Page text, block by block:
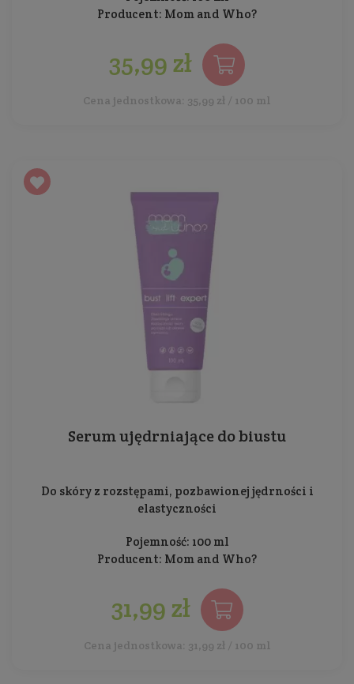
Producent: Mom and Who?
35,99 zł
Cena jednostkowa: 35,99 zł / 100 ml
Serum ujędrniające do biustu
Do skóry z rozstępami, pozbawionej jędrności i
elastyczności
Pojemność: 100 ml
Producent: Mom and Who?
31,99 zł
Cena jednostkowa: 31,99 zł / 100 ml